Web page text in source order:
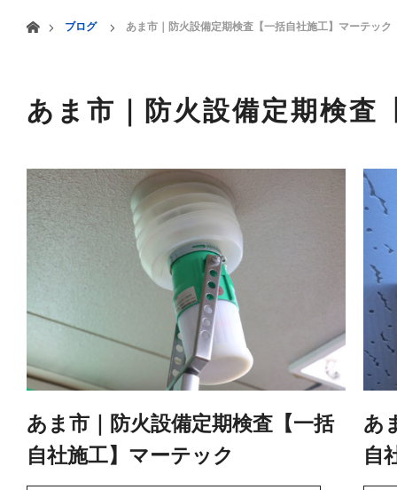
HOME 業務案内
ブログ
あま市｜防火設備定期検査【一括自社施工】マーテック
あま市｜防火設備定期検査
あま市｜防火設備定期検査【一括
自社施工】マーテック
あ
自